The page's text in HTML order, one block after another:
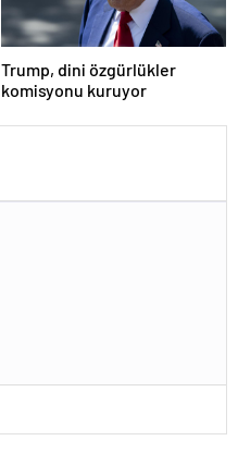
Trump, dini özgürlükler
komisyonu kuruyor